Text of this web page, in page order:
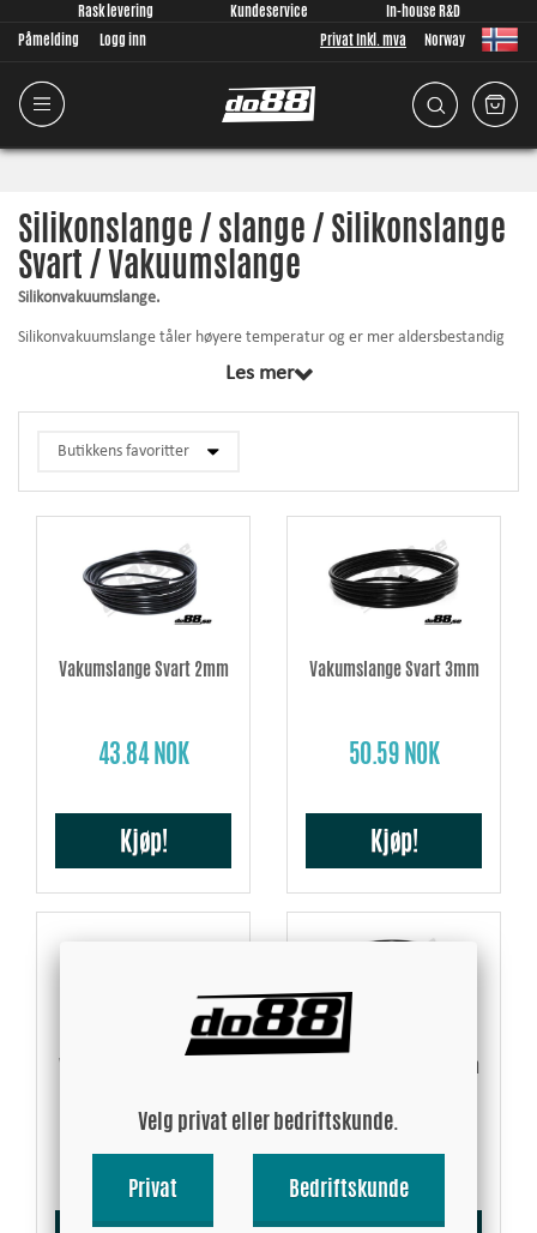
Rask levering Kundeservice
In-house R&D
Påmelding
Logg inn Privat Inkl. mva Norway
Silikonslange / slange / Silikonslange
Svart / Vakuumslange
Silikonvakuumslange.
Silikonvakuumslange tåler høyere temperatur og er mer aldersbestandig
dumpventiler. Anbefales ikke til bilens bremseservo!
Les mer
Vakumslange Svart 2mm
43.84 NOK
Kjøp!
Vakumslange Svart 3mm
50.59 NOK
Kjøp!
Vakumslange Svart 4mm
59.59 NOK
Vakumslange Svart 5mm
75.33 NOK
Velg privat eller bedriftskunde.
Privat Bedriftskunde